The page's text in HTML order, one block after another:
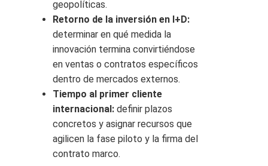
geopolíticas.
Retorno de la inversión en I+D:
determinar en qué medida la
innovación termina convirtiéndose
en ventas o contratos específicos
dentro de mercados externos.
Tiempo al primer cliente
internacional: definir plazos
concretos y asignar recursos que
agilicen la fase piloto y la firma del
contrato marco.